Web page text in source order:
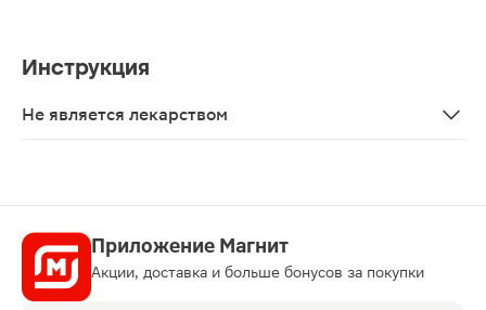
Инструкция
Не является лекарством
Приложение Магнит
Акции, доставка и больше бонусов за покупки